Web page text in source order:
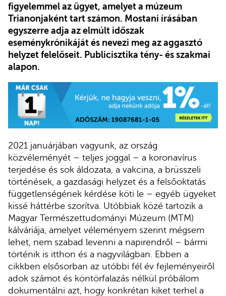
figyelemmel az ügyet, amelyet a múzeum
Trianonjaként tart számon. Mostani írásában
egyszerre adja az elmúlt időszak
eseménykrónikáját és nevezi meg az aggasztó
helyzet felelőseit. Publicisztika tény- és szakmai
alapon.
2021 januárjában vagyunk, az ország
közvéleményét – teljes joggal – a koronavírus
terjedése és sok áldozata, a vakcina, a brüsszeli
történések, a gazdasági helyzet és a felsőoktatás
függetlenségének kérdése köti le – egyéb ügyeket
kissé háttérbe szorítva. Utóbbiak közé tartozik a
Magyar Természettudományi Múzeum (MTM)
kálváriája, amelyet véleményem szerint mégsem
lehet, nem szabad levenni a napirendről – bármi
történik is itthon és a nagyvilágban. Ebben a
cikkben elsősorban az utóbbi fél év fejleményeiről
adok számot és köntörfalazás nélkül próbálom
dokumentálni azt, hogy konkrétan kiket terhel a